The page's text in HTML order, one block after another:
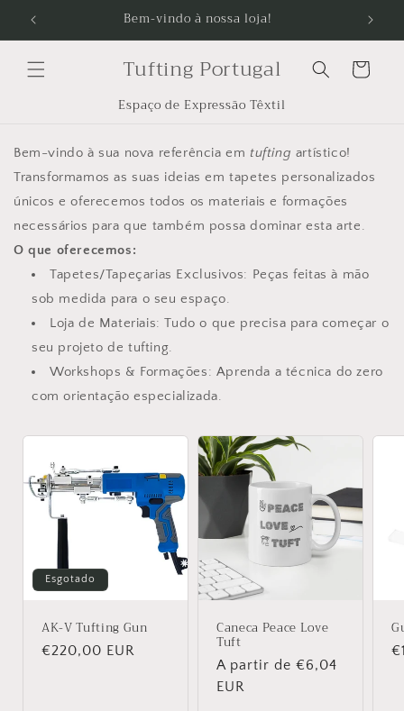
para o
Bem-vindo à nossa loja!
Tufting Portugal Carrinho
Espaço de Expressão Têxtil
Bem-vindo à sua nova referência em tufting artístico!
Transformamos as suas ideias em tapetes personalizados
únicos e oferecemos todos os materiais e formações
necessários para que também possa dominar esta arte.
O que oferecemos:
​Tapetes/Tapeçarias Exclusivos: Peças feitas à mão
sob medida para o seu espaço.
​Loja de Materiais: Tudo o que precisa para começar o
seu projeto de tufting.
​Workshops & Formações: Aprenda a técnica do zero
com orientação especializada.
Esgotado
AK-V Tufting Gun
Preço
€220,00 EUR
Caneca Peace Love
Tuft
Preço
normal
A partir de €6,04
EUR